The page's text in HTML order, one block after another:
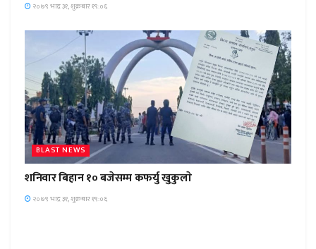
२०७९ भाद्र ३१, शुक्रबार १९:०६
BLAST NEWS
शनिवार बिहान १० बजेसम्म कफर्यु खुकुलाे
२०७९ भाद्र ३१, शुक्रबार १९:०६